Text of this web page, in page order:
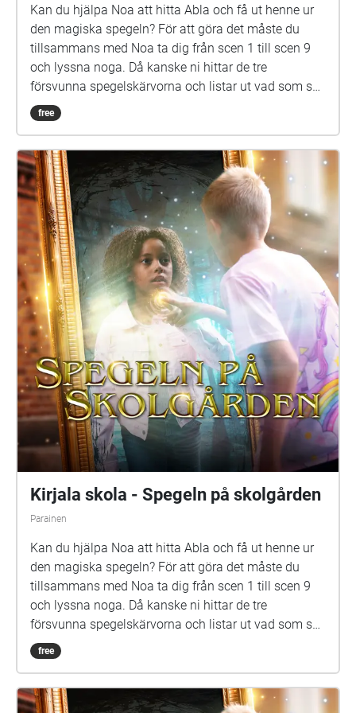
Kan du hjälpa Noa att hitta Abla och få ut henne ur
den magiska spegeln? För att göra det måste du
tillsammans med Noa ta dig från scen 1 till scen 9
och lyssna noga. Då kanske ni hittar de tre
försvunna spegelskärvorna och listar ut vad som ska
göras med dem. Det kan hända att fler försvunna
barn dyker upp i skärvorna. På skolgården kommer
här skolan för länge sen. Hon är virrig, men det lönar
sig att lyssna på henne. Siri och Selma kan du
däremot gärna akta dig för. Spegeln på skolgården-
äventyret är skrivet av Monica Vikström-Jokela. De
som gör rollerna är: Noa: Theo Zilliacus Siri: Rebecka
Mellgren Selma: Olivia Söderholm Abla: Beatrice
Holmström Frank: Samuel Bahne Märta: Saga
Sederholm Nalle: Oskar Pöysti Polisen: Stella Laine
Elna: Sue Lemström Elever på skolgården spelas av:
Livia Ahlström, Kajsa Degn, Bon Järf, Luna Lukka,
Salma Sarkola, Amie Sidibeh och Norah Thottungal.
Vi andra som har jobbat med äventyret är: Barbro
Ahlstedt, Clas Christiansen, Jessica Edén, Sofie
Gammals, Anne Hämäläinen, Timo Hietala, Niko
Ingman, Anna-Maija Kalén, Marina Meinander och
Are Nikkinen. Äventyret är gjort av Svenska Yle
drama. Vi hoppas att du ska ha en rolig och
spännande stund på din skolgård!
free
Kirjala skola - Spegeln på skolgården
Parainen
Kan du hjälpa Noa att hitta Abla och få ut henne ur
den magiska spegeln? För att göra det måste du
tillsammans med Noa ta dig från scen 1 till scen 9
och lyssna noga. Då kanske ni hittar de tre
försvunna spegelskärvorna och listar ut vad som ska
göras med dem. Det kan hända att fler försvunna
barn dyker upp i skärvorna. På skolgården kommer
här skolan för länge sen. Hon är virrig, men det lönar
free